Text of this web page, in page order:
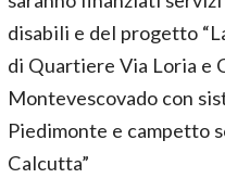
disabili e del progetto
di Quartiere Via Loria e
Montevescovado con
Piedimonte e campetto
Calcutta”